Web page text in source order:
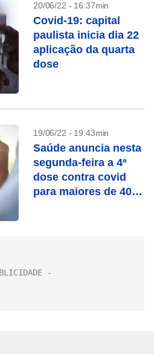
20/06/22 - 16:37min
Covid-19: capital
paulista inicia dia 22
aplicação da quarta
dose
19/06/22 - 19:43min
Saúde anuncia nesta
segunda-feira a 4ª
dose contra covid
para maiores de 40